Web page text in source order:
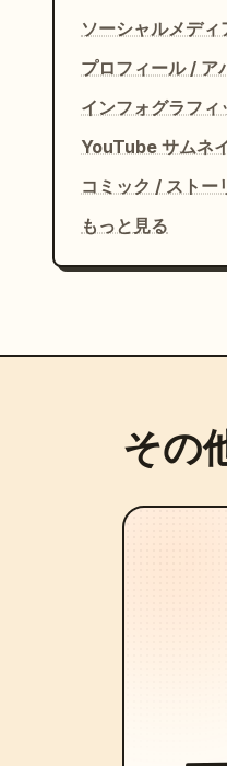
ソーシャルメディ
プロフィール / ア
インフォグラフ
YouTube サムネ
コミック / ストー
もっと見る
その